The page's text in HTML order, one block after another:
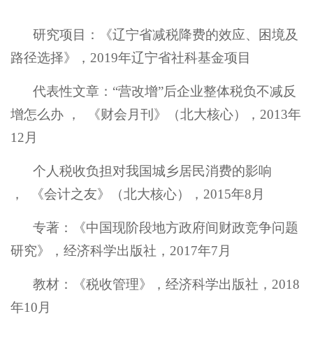
研究项目
：《辽宁省减税降费的效应、困境及
路径选择》， 2019年辽宁省社科基金项目
代表性文章 ： “营改增”后企业整体税负不减反
增怎么办 ， 《财会月刊》（北大核心），2013年
12月
个人税收负担对我国城乡居民消费的影响
，
《会计之友》（北大核心） ， 2015年8月
专著 ：《中国现阶段地方政府间财政竞争问题
研究》，经济科学出版社， 2017年7月
教材：《税收管理》，经济科学出版社， 2018
年10月